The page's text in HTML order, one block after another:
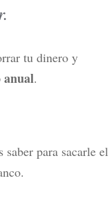
tu dinero y
anual.
para sacarle el